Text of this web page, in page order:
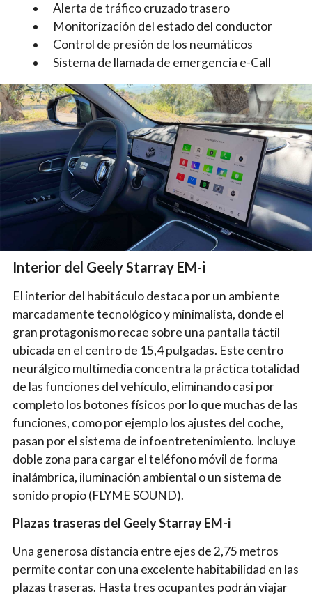
Alerta de tráfico cruzado trasero
Monitorización del estado del conductor
Control de presión de los neumáticos
Sistema de llamada de emergencia e-Call
Interior del Geely Starray EM-i
El interior del habitáculo destaca por un ambiente
marcadamente tecnológico y minimalista, donde el
gran protagonismo recae sobre una pantalla táctil
ubicada en el centro de 15,4 pulgadas. Este centro
neurálgico multimedia concentra la práctica totalidad
de las funciones del vehículo, eliminando casi por
completo los botones físicos por lo que muchas de las
funciones, como por ejemplo los ajustes del coche,
pasan por el sistema de infoentretenimiento. Incluye
doble zona para cargar el teléfono móvil de forma
inalámbrica, iluminación ambiental o un sistema de
sonido propio (FLYME SOUND).
Plazas traseras del Geely Starray EM-i
Una generosa distancia entre ejes de 2,75 metros
permite contar con una excelente habitabilidad en las
plazas traseras. Hasta tres ocupantes podrán viajar